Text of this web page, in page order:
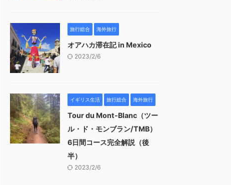
旅行総合 海外旅行
オアハカ滞在記 in Mexico
2023/2/6
イギリス生活 旅行総合 海外旅行
Tour du Mont-Blanc（ツー
ル・ド・モンブラン/TMB）
6日間コース完全解説（後
半）
2023/2/6